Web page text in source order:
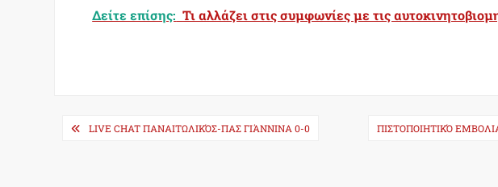
Δείτε επίσης: Τι αλλάζει στις συμφωνίες με τις
PostLIVE CHAT ΠΑΝΑΙΤΩΛΙΚΌΣ-ΠΑΣ ΓΙΆΝΝΙΝΑ 0-0 ΠΙΣΤΟΠΟΙΗΤΙΚΌ